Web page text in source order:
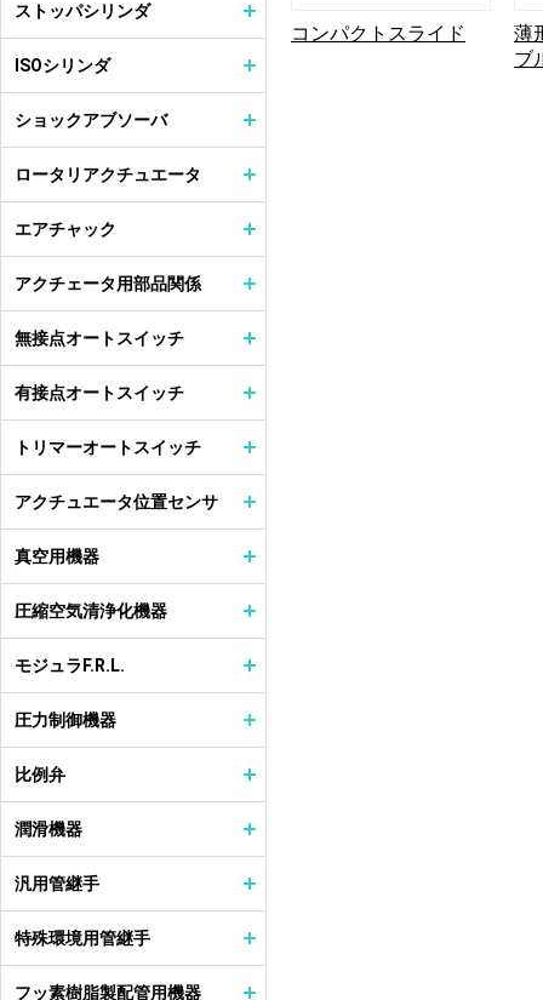
コンパクトスライド
薄
ブ
ストッパシリンダ
ISOシリンダ
ショックアブソーバ
ロータリアクチュエータ
エアチャック
アクチェータ用部品関係
無接点オートスイッチ
有接点オートスイッチ
トリマーオートスイッチ
アクチュエータ位置センサ
真空用機器
圧縮空気清浄化機器
モジュラF.R.L.
圧力制御機器
比例弁
潤滑機器
汎用管継手
特殊環境用管継手
フッ素樹脂製配管用機器